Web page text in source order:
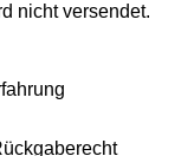
nicht versendet.